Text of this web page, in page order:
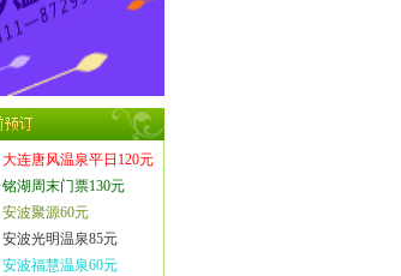
大连唐风温泉平日120元
铭湖周末门票130元
安波聚源60元
安波光明温泉85元
安波福慧温泉60元